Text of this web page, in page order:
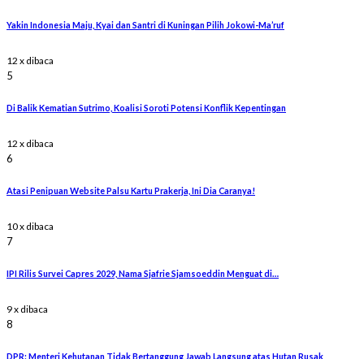
Yakin Indonesia Maju, Kyai dan Santri di Kuningan Pilih Jokowi-Ma’ruf
12 x dibaca
5
Di Balik Kematian Sutrimo, Koalisi Soroti Potensi Konflik Kepentingan
12 x dibaca
6
Atasi Penipuan Website Palsu Kartu Prakerja, Ini Dia Caranya!
10 x dibaca
7
IPI Rilis Survei Capres 2029, Nama Sjafrie Sjamsoeddin Menguat di…
9 x dibaca
8
DPR: Menteri Kehutanan Tidak Bertanggung Jawab Langsung atas Hutan Rusak